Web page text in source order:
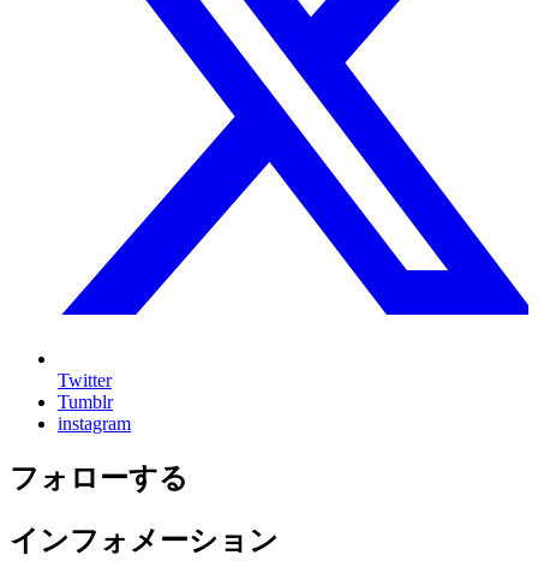
Twitter
Tumblr
instagram
フォローする
インフォメーション